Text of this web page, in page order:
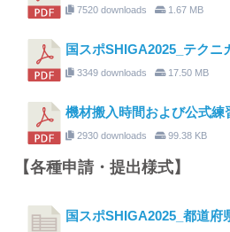
7520 downloads 1.67 MB
国スポSHIGA2025_テクニ
3349 downloads 17.50 MB
機材搬入時間および公式練
2930 downloads 99.38 KB
【各種申請・提出様式】
国スポSHIGA2025_都道府